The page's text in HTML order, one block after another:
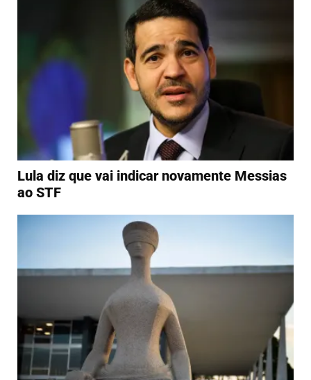
Lula diz que vai indicar novamente Messias
ao STF